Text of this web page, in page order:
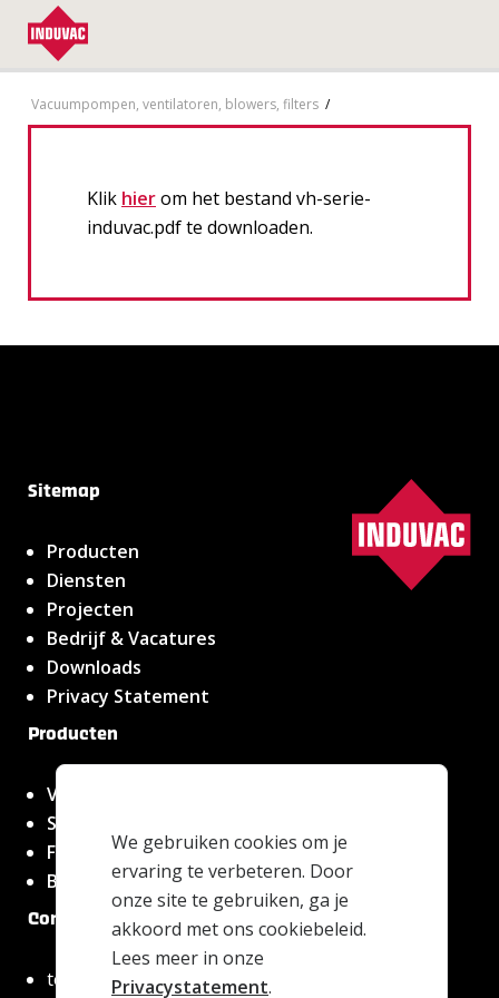
Vacuumpompen, ventilatoren, blowers, filters /
Klik hierom het bestand vh-serie-
induvac.pdf te downloaden.
Sitemap
Producten
Diensten
Projecten
Bedrijf & Vacatures
Downloads
Privacy Statement
Producten
Vacuümpompen
Speck vacuümpompen
Filters en spare parts
Blowers & ventilatoren
Contact
tel. +31 (0)79 363 38 90
We gebruiken cookies om je
ervaring te verbeteren. Door
onze site te gebruiken, ga je
akkoord met ons cookiebeleid.
Lees meer in onze
Privacystatement.